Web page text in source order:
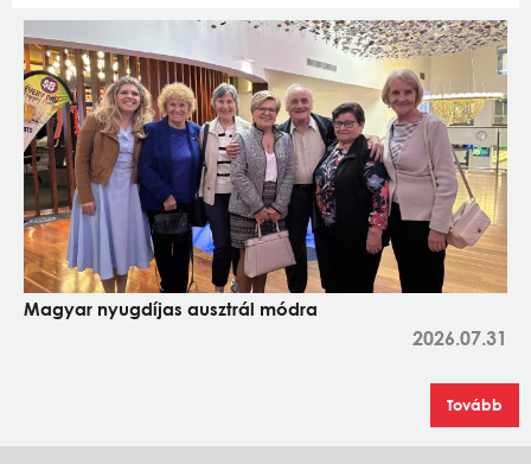
Magyar nyugdíjas ausztrál módra
2026.07.31
Tovább